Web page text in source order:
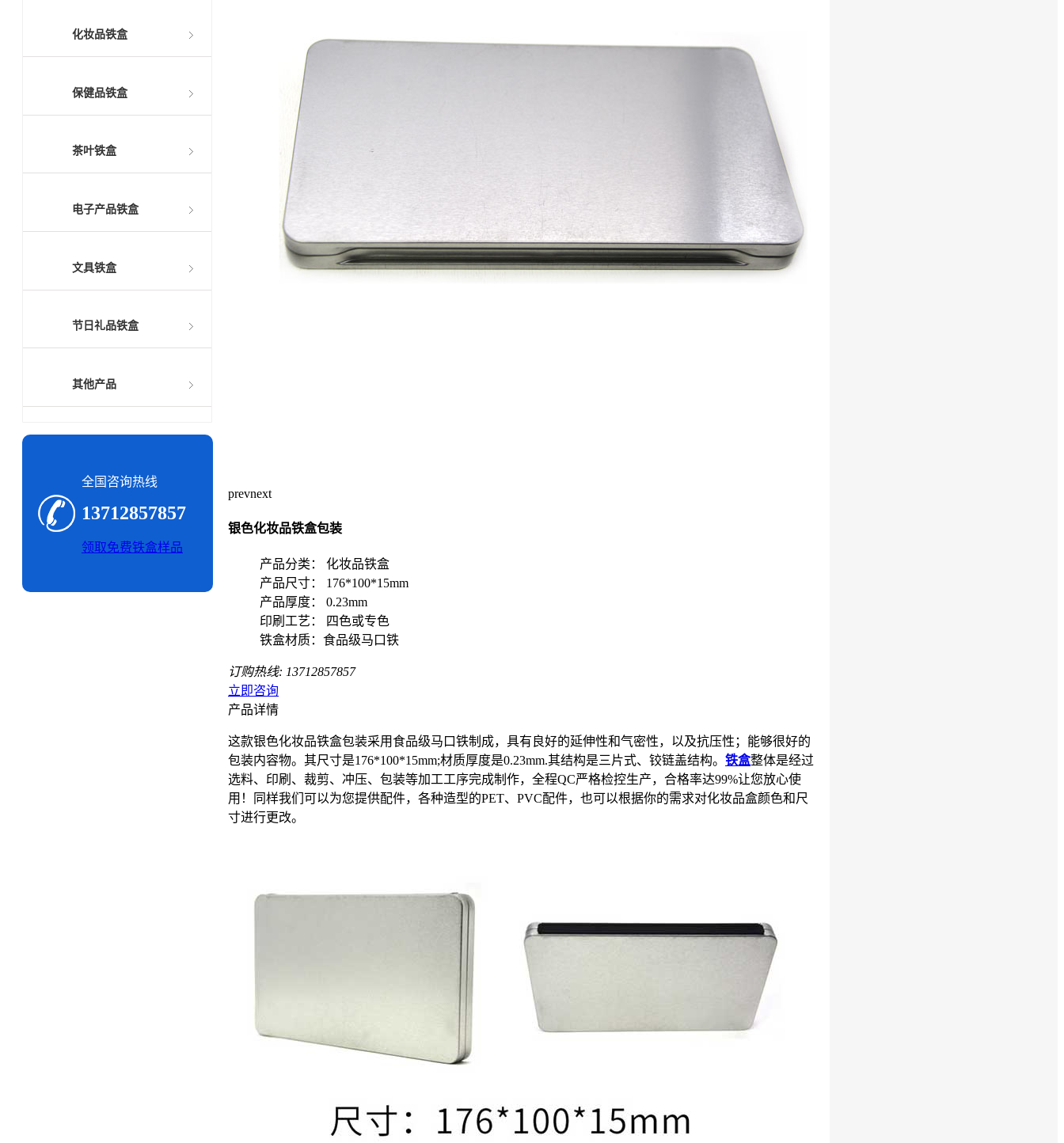
prevnext
银色化妆品铁盒包装
产品分类： 化妆品铁盒
产品尺寸： 176*100*15mm
产品厚度： 0.23mm
印刷工艺： 四色或专色
铁盒材质：食品级马口铁
订购热线: 13712857857
立即咨询
产品详情
这款银色化妆品铁盒包装采用食品级马口铁制成，具有良好的延伸性和气密性，以及抗压性；能够很好的
包装内容物。其尺寸是176*100*15mm;材质厚度是0.23mm.其结构是三片式、铰链盖结构。 铁盒整体是经过
选料、印刷、裁剪、冲压、包装等加工工序完成制作，全程QC严格检控生产，合格率达99%让您放心使
用！同样我们可以为您提供配件，各种造型的PET、PVC配件，也可以根据你的需求对化妆品盒颜色和尺
寸进行更改。
化妆品铁盒
保健品铁盒
茶叶铁盒
电子产品铁盒
文具铁盒
节日礼品铁盒
其他产品
全国咨询热线
13712857857
领取免费铁盒样品